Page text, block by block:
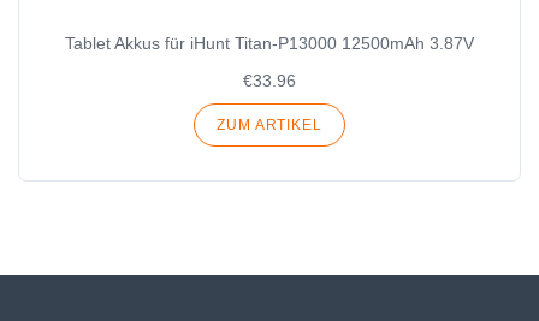
Tablet Akkus für iHunt Titan-P13000 12500mAh 3.87V
€33.96
ZUM ARTIKEL